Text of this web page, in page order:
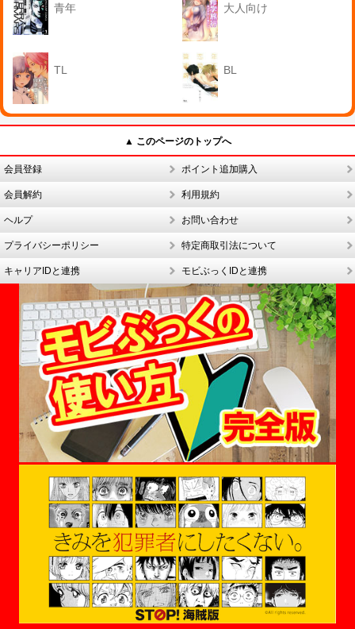
青年 大人向け
TL BL
▲ このページのトップへ
会員登録 ポイント追加購入
会員解約 利用規約
ヘルプ お問い合わせ
プライバシーポリシー 特定商取引法について
キャリアIDと連携 モビぶっくIDと連携